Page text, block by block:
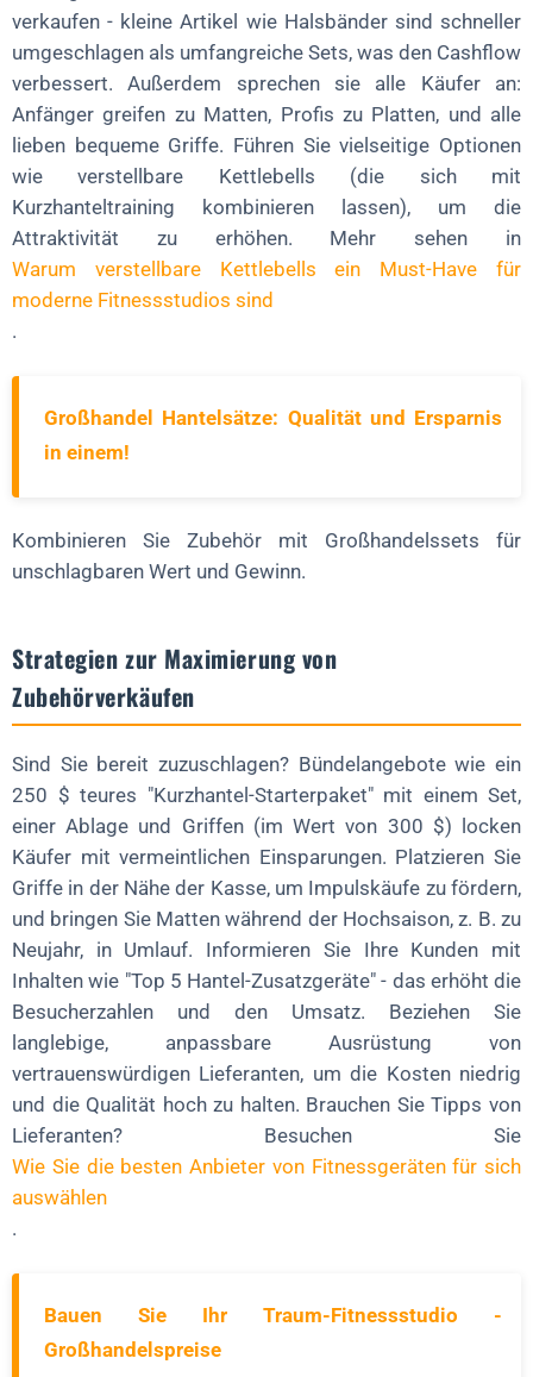
verkaufen - kleine Artikel wie Halsbänder sind schneller
umgeschlagen als umfangreiche Sets, was den Cashflow
verbessert. Außerdem sprechen sie alle Käufer an:
Anfänger greifen zu Matten, Profis zu Platten, und alle
lieben bequeme Griffe. Führen Sie vielseitige Optionen
wie verstellbare Kettlebells (die sich mit
Kurzhanteltraining kombinieren lassen), um die
Attraktivität zu erhöhen. Mehr sehen in
Warum verstellbare Kettlebells ein Must-Have für
moderne Fitnessstudios sind
.
Großhandel Hantelsätze: Qualität und Ersparnis
in einem!
Kombinieren Sie Zubehör mit Großhandelssets für
unschlagbaren Wert und Gewinn.
Strategien zur Maximierung von
Zubehörverkäufen
Sind Sie bereit zuzuschlagen? Bündelangebote wie ein
250 $ teures "Kurzhantel-Starterpaket" mit einem Set,
einer Ablage und Griffen (im Wert von 300 $) locken
Käufer mit vermeintlichen Einsparungen. Platzieren Sie
Griffe in der Nähe der Kasse, um Impulskäufe zu fördern,
und bringen Sie Matten während der Hochsaison, z. B. zu
Neujahr, in Umlauf. Informieren Sie Ihre Kunden mit
Inhalten wie "Top 5 Hantel-Zusatzgeräte" - das erhöht die
Besucherzahlen und den Umsatz. Beziehen Sie
langlebige, anpassbare Ausrüstung von
vertrauenswürdigen Lieferanten, um die Kosten niedrig
und die Qualität hoch zu halten. Brauchen Sie Tipps von
Lieferanten? Besuchen Sie
Wie Sie die besten Anbieter von Fitnessgeräten für sich
auswählen
.
Bauen Sie Ihr Traum-Fitnessstudio -
Großhandelspreise